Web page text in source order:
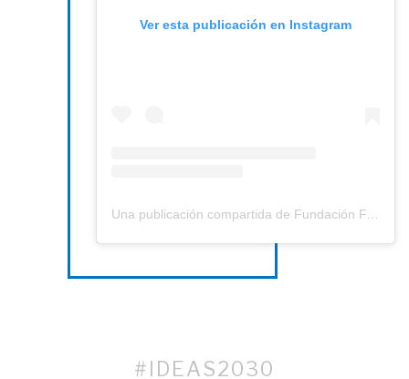
Ver esta publicación en Instagram
#IDEAS2030